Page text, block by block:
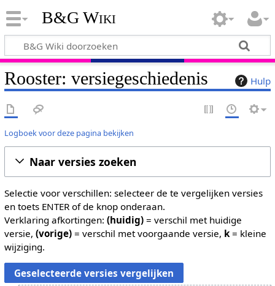
B&G Wiki
Hulp
Rooster: versiegeschiedenis
Logboek voor deze pagina bekijken
Naar versies zoeken
Selectie voor verschillen: selecteer de te vergelijken versies
en toets ENTER of de knop onderaan.
Verklaring afkortingen: (huidig)= verschil met huidige
versie, (vorige)= verschil met voorgaande versie, k= kleine
wijziging.